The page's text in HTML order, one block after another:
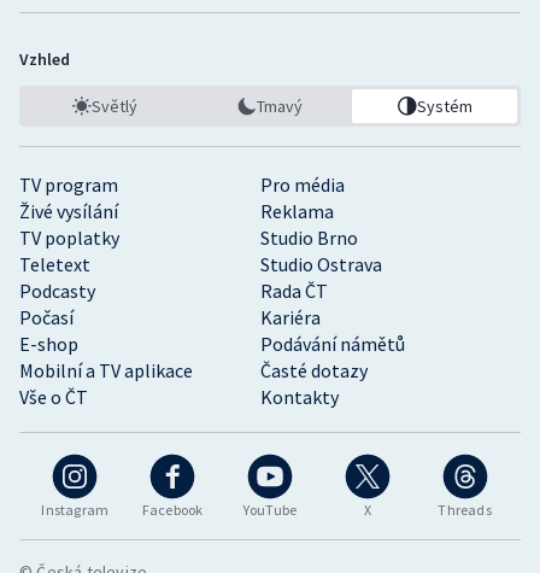
Instagram Facebook YouTube X Threads
TV program
Pro média
Živé vysílání
Reklama
TV poplatky
Studio Brno
Teletext
Studio Ostrava
Podcasty
Rada ČT
Počasí
Kariéra
E-shop
Podávání námětů
Mobilní a TV aplikace
Časté dotazy
Vše o ČT
Kontakty
Vzhled
Světlý Tmavý Systém